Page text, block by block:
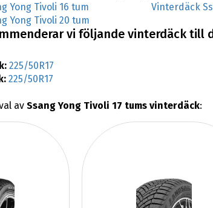
Yong Tivoli 16 tum
Vinterdäck
Yong Tivoli 20 tum
vi följande vinterdäck till
225/50R17
225/50R17
av Ssang Yong Tivoli 17 tums vinterdäck: